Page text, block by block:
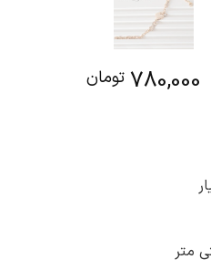
قیمت
780,000 تومانقیمت